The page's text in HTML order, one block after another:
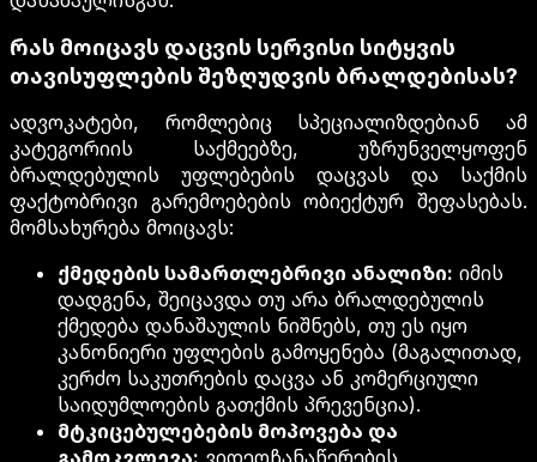
რას მოიცავს დაცვის სერვისი სიტყვის
თავისუფლების შეზღუდვის ბრალდებისას?
ადვოკატები, რომლებიც სპეციალიზდებიან ამ
კატეგორიის საქმეებზე, უზრუნველყოფენ
ბრალდებულის უფლებების დაცვას და საქმის
ფაქტობრივი გარემოებების ობიექტურ შეფასებას.
მომსახურება მოიცავს:
ქმედების სამართლებრივი ანალიზი: იმის
დადგენა, შეიცავდა თუ არა ბრალდებულის
ქმედება დანაშაულის ნიშნებს, თუ ეს იყო
კანონიერი უფლების გამოყენება (მაგალითად,
კერძო საკუთრების დაცვა ან კომერციული
საიდუმლოების გათქმის პრევენცია).
მტკიცებულებების მოპოვება და